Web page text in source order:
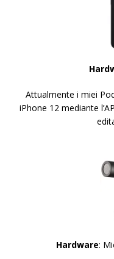
Attualmente i miei
iPhone 12 mediante
Hardware: